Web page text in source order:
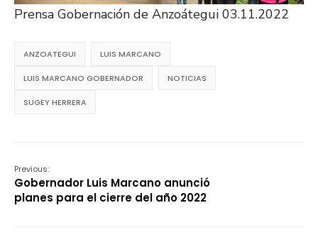
Prensa Gobernación de Anzoátegui 03.11.2022
ANZOATEGUI LUIS MARCANO
LUIS MARCANO GOBERNADOR NOTICIAS
SUGEY HERRERA
Previous:
Gobernador Luis Marcano anunció
planes para el cierre del año 2022